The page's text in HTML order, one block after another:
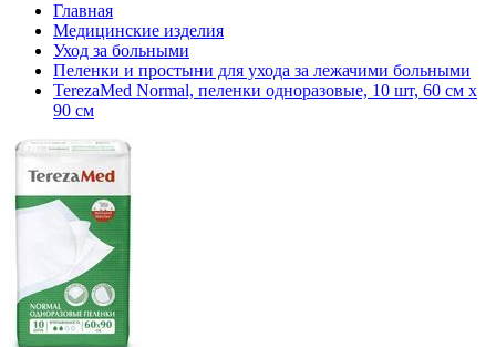
Главная
Медицинские изделия
Уход за больными
Пеленки и простыни для ухода за лежачими больными
TerezaMed Normal, пеленки одноразовые, 10 шт, 60 см х
90 см